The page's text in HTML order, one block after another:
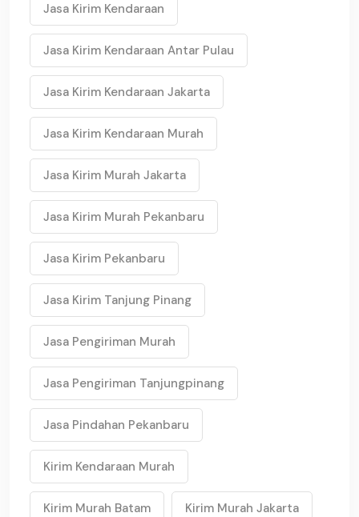
Jasa Kirim Kendaraan
Jasa Kirim Kendaraan Antar Pulau
Jasa Kirim Kendaraan Jakarta
Jasa Kirim Kendaraan Murah
Jasa Kirim Murah Jakarta
Jasa Kirim Murah Pekanbaru
Jasa Kirim Pekanbaru
Jasa Kirim Tanjung Pinang
Jasa Pengiriman Murah
Jasa Pengiriman Tanjungpinang
Jasa Pindahan Pekanbaru
Kirim Kendaraan Murah
Kirim Murah Batam Kirim Murah Jakarta